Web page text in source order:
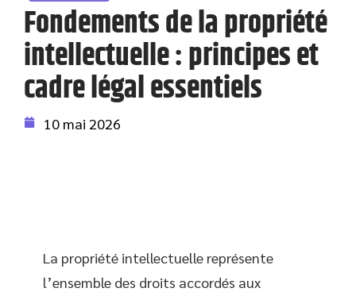
Fondements de la propriété
intellectuelle : principes et
cadre légal essentiels
10 mai 2026
La propriété intellectuelle représente
l’ensemble des droits accordés aux